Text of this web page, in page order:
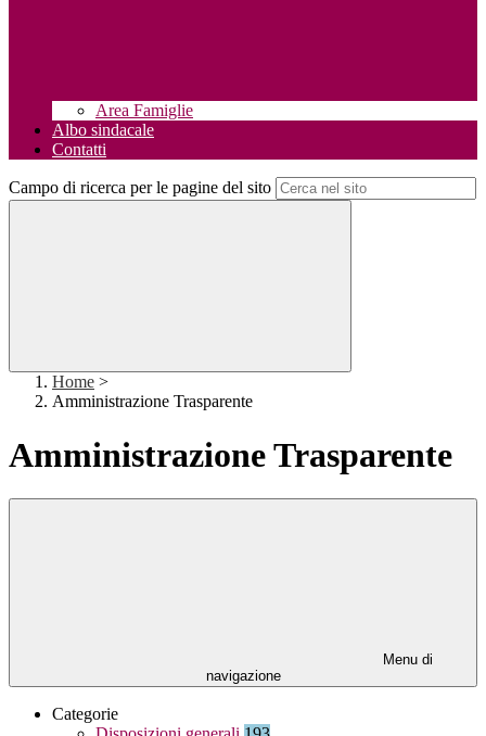
Area Famiglie
Albo sindacale
Contatti
Campo di ricerca per le pagine del sito
Home >
Amministrazione Trasparente
Amministrazione Trasparente
Menu di
navigazione
Categorie